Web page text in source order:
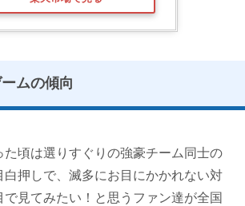
ムの傾向
た頃は選りすぐりの強豪チーム同士の
白押しで、滅多にお目にかかれない対
見てみたい！と思うファン達が全国